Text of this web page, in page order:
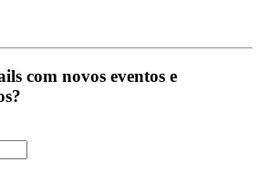
com novos eventos e